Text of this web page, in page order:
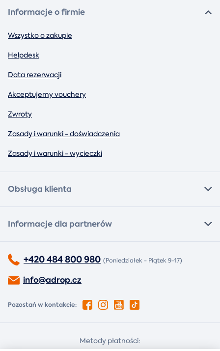
Informacje o firmie
Wszystko o zakupie
Helpdesk
Data rezerwacji
Akceptujemy vouchery
Zwroty
Zasady i warunki - doświadczenia
Zasady i warunki - wycieczki
Obsługa klienta
Informacje dla partnerów
+420 484 800 980 (Poniedziałek - Piątek 9-17)
info@adrop.cz
Pozostań w kontakcie:
Metody płatności: